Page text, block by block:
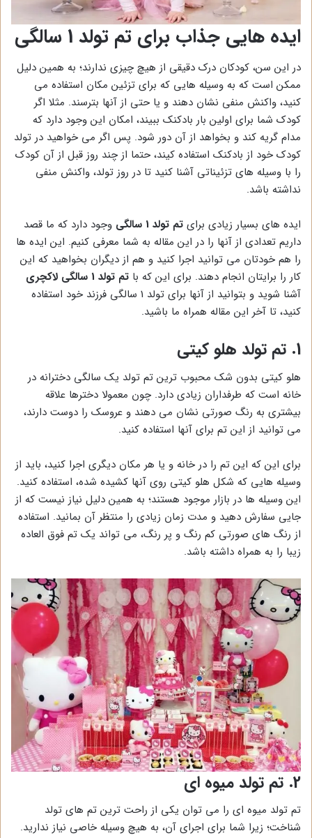
ایده هایی جذاب برای تم تولد 1 سالگی
در این سن، کودکان درک دقیقی از هیچ چیزی ندارند؛ به همین دلیل
ممکن است که به وسیله هایی که برای تزئین مکان استفاده می
کنید، واکنش منفی نشان دهند و یا حتی از آنها بترسند. مثلا اگر
کودک شما برای اولین بار بادکنک ببیند، امکان این وجود دارد که
مدام گریه کند و بخواهد از آن دور شود. پس اگر می خواهید در تولد
کودک خود از بادکنک استفاده کیند، حتما از چند روز قبل از آن کودک
را با وسیله های تزئیناتی آشنا کنید تا در روز تولد، واکنش منفی
نداشته باشد.
ایده های بسیار زیادی برای تم تولد 1 سالگی
وجود دارد که ما قصد
داریم تعدادی از آنها را در این مقاله به شما معرفی کنیم. این ایده ها
را هم خودتان می توانید اجرا کنید و هم از دیگران بخواهید که این
کار را برایتان انجام دهند. برای این که با تم تولد 1 سالگی لاکچری
آشنا شوید و بتوانید از آنها برای تولد 1 سالگی فرزند خود استفاده
کنید، تا آخر این مقاله همراه ما باشید.
1. تم تولد هلو کیتی
هلو کیتی بدون شک محبوب ترین تم تولد یک سالگی دخترانه در
خانه است که طرفداران زیادی دارد. چون معمولا دخترها علاقه
بیشتری به رنگ صورتی نشان می دهند و عروسک را دوست دارند،
می توانید از این تم برای آنها استفاده کنید.
برای این که این تم را در خانه و یا هر مکان دیگری اجرا کنید، باید از
وسیله هایی که شکل هلو کیتی روی آنها کشیده شده، استفاده کنید.
این وسیله ها در بازار موجود هستند؛ به همین دلیل نیاز نیست که از
جایی سفارش دهید و مدت زمان زیادی را منتظر آن بمانید. استفاده
از رنگ های صورتی کم رنگ و پر رنگ، می تواند یک تم فوق العاده
زیبا را به همراه داشته باشد.
2. تم تولد میوه ای
تم تولد میوه ای را می توان یکی از راحت ترین تم های تولد
شناخت؛ زیرا شما برای اجرای آن، به هیچ وسیله خاصی نیاز ندارید.